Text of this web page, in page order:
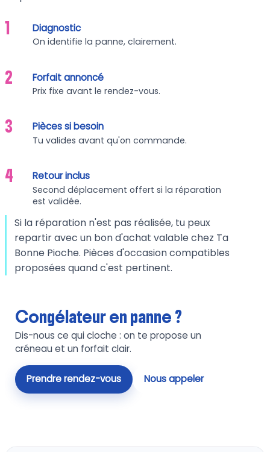
1 Diagnostic
On identifie la panne, clairement.
2 Forfait annoncé
Prix fixe avant le rendez-vous.
3 Pièces si besoin
Tu valides avant qu'on commande.
4 Retour inclus
Second déplacement offert si la réparation
est validée.
Si la réparation n'est pas réalisée, tu peux
repartir avec un bon d'achat valable chez Ta
Bonne Pioche. Pièces d'occasion compatibles
proposées quand c'est pertinent.
Congélateur en panne ?
Dis-nous ce qui cloche : on te propose un
créneau et un forfait clair.
Prendre rendez-vous Nous appeler